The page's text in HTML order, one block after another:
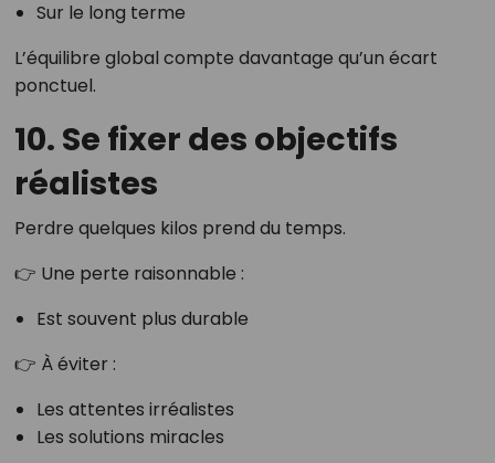
Sur le long terme
L’équilibre global compte davantage qu’un écart
ponctuel.
10. Se fixer des objectifs
réalistes
Perdre quelques kilos prend du temps.
👉 Une perte raisonnable :
Est souvent plus durable
👉 À éviter :
Les attentes irréalistes
Les solutions miracles